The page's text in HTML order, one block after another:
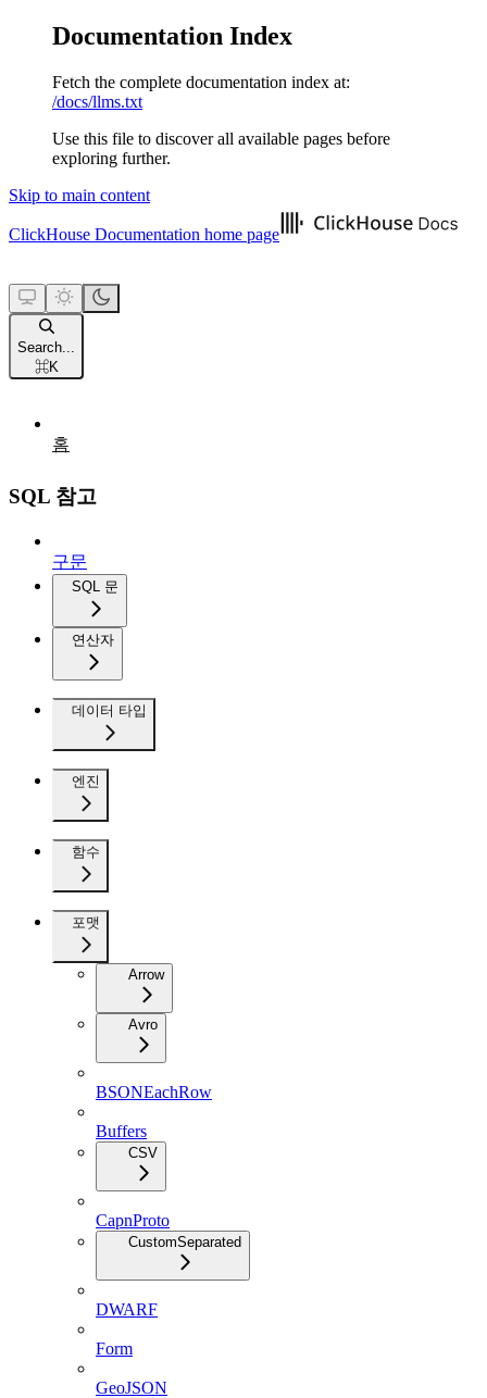
Documentation Index
Fetch the complete documentation index at:
/docs/llms.txt
Use this file to discover all available pages before
exploring further.
Skip to main content
ClickHouse Documentation home page
Search...
⌘K
홈
SQL 참고
구문
SQL 문
연산자
데이터 타입
엔진
함수
포맷
Arrow
Avro
BSONEachRow
Buffers
CSV
CapnProto
CustomSeparated
DWARF
Form
GeoJSON